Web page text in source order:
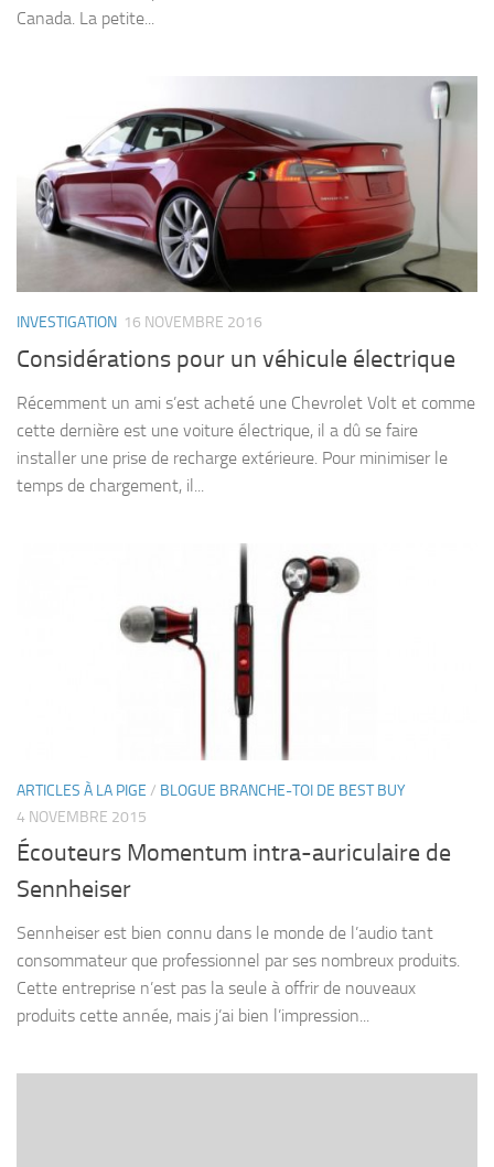
Canada. La petite...
INVESTIGATION 16 NOVEMBRE 2016
Considérations pour un véhicule électrique
Récemment un ami s’est acheté une Chevrolet Volt et comme
cette dernière est une voiture électrique, il a dû se faire
installer une prise de recharge extérieure. Pour minimiser le
temps de chargement, il...
ARTICLES À LA PIGE / BLOGUE BRANCHE-TOI DE BEST BUY
4 NOVEMBRE 2015
Écouteurs Momentum intra-auriculaire de
Sennheiser
Sennheiser est bien connu dans le monde de l’audio tant
consommateur que professionnel par ses nombreux produits.
Cette entreprise n’est pas la seule à offrir de nouveaux
produits cette année, mais j’ai bien l’impression...